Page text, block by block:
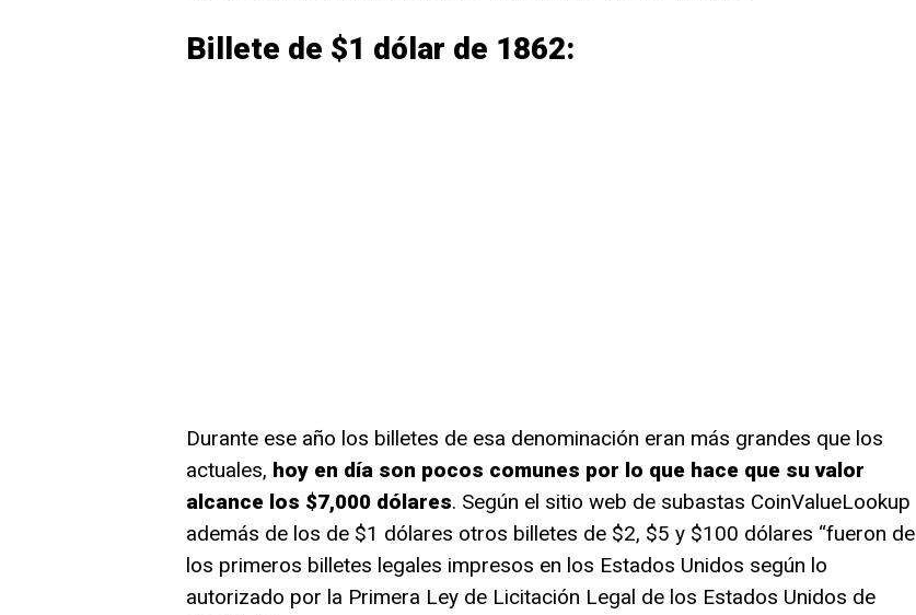
Billete de $1 dólar de 1862:
Durante ese año los billetes de esa denominación eran más grandes que los
actuales, hoy en día son pocos comunes por lo que hace que su valor
alcance los $7,000 dólares. Según el sitio web de subastas CoinValueLookup
además de los de $1 dólares otros billetes de $2, $5 y $100 dólares “fueron de
los primeros billetes legales impresos en los Estados Unidos según lo
autorizado por la Primera Ley de Licitación Legal de los Estados Unidos de